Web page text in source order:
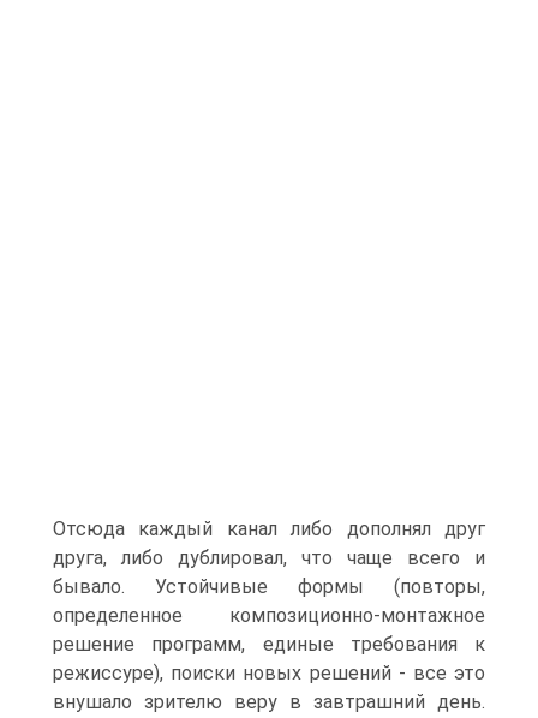
Отсюда каждый канал либо дополнял друг
друга, либо дублировал, что чаще всего и
бывало. Устойчивые формы (повторы,
определенное композиционно-монтажное
решение про­грамм, единые требования к
режиссуре), поиски новых решений - все это
внушало зрителю веру в завтрашний день.